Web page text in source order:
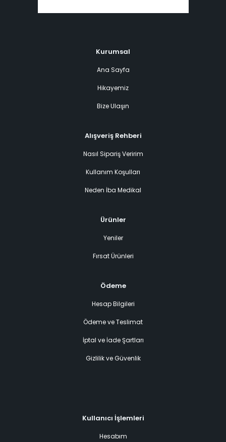
Kurumsal
Ana Sayfa
Hikayemiz
Bize Ulaşın
Alışveriş Rehberi
Nasıl Sipariş Veririm
Kullanım Koşulları
Neden İba Medikal
Ürünler
Yeniler
Fırsat Ürünleri
Ödeme
Hesap Bilgileri
Ödeme ve Teslimat
İptal ve İade Şartları
Gizlilik ve Güvenlik
Kullanıcı İşlemleri
Hesabım